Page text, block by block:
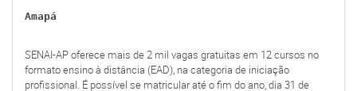
Amapá
SENAI-AP oferece mais de 2 mil vagas gratuitas em 12 cursos no
formato ensino à distância (EAD), na categoria de iniciação
profissional. É possível se matricular até o fim do ano, dia 31 de